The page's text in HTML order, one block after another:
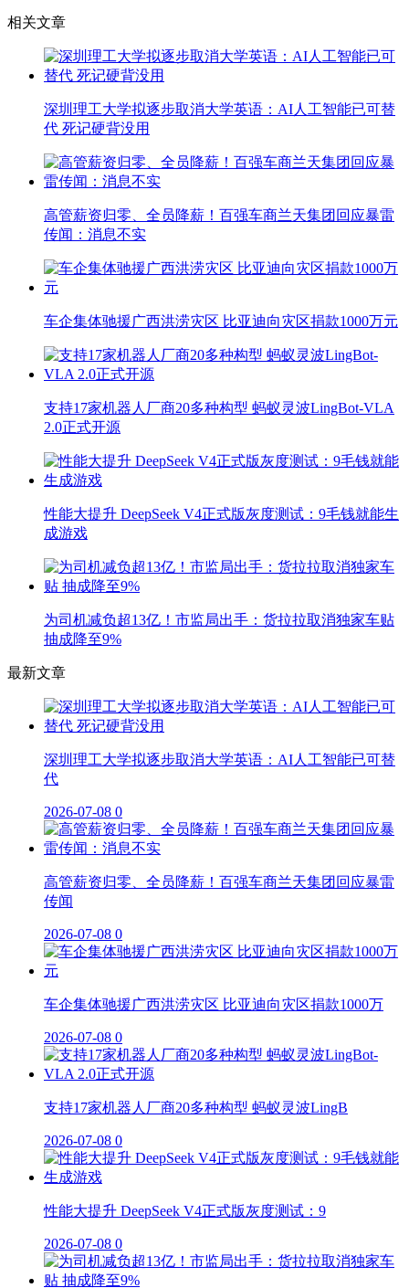
相关文章
深圳理工大学拟逐步取消大学英语：AI人工智能已可替
代 死记硬背没用
高管薪资归零、全员降薪！百强车商兰天集团回应暴雷
传闻：消息不实
车企集体驰援广西洪涝灾区 比亚迪向灾区捐款1000万元
支持17家机器人厂商20多种构型 蚂蚁灵波LingBot-VLA
2.0正式开源
性能大提升 DeepSeek V4正式版灰度测试：9毛钱就能生
成游戏
为司机减负超13亿！市监局出手：货拉拉取消独家车贴
抽成降至9%
最新文章
深圳理工大学拟逐步取消大学英语：AI人工智能已可替
代
2026-07-08 0
高管薪资归零、全员降薪！百强车商兰天集团回应暴雷
传闻
2026-07-08 0
车企集体驰援广西洪涝灾区 比亚迪向灾区捐款1000万
2026-07-08 0
支持17家机器人厂商20多种构型 蚂蚁灵波LingB
2026-07-08 0
性能大提升 DeepSeek V4正式版灰度测试：9
2026-07-08 0